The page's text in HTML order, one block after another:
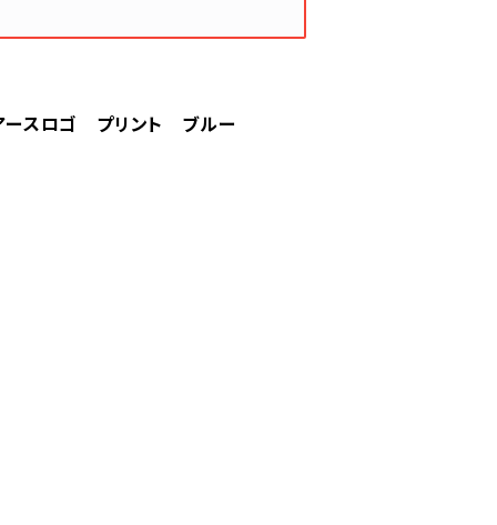
スロゴ プリント ブルー